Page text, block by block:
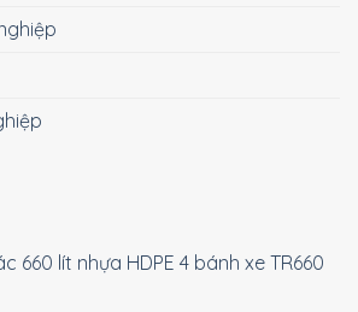
660 lít nhựa HDPE 4 bánh xe TR660